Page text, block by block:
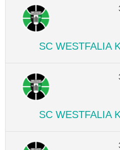
SC WESTFALIA
SC WESTFALIA